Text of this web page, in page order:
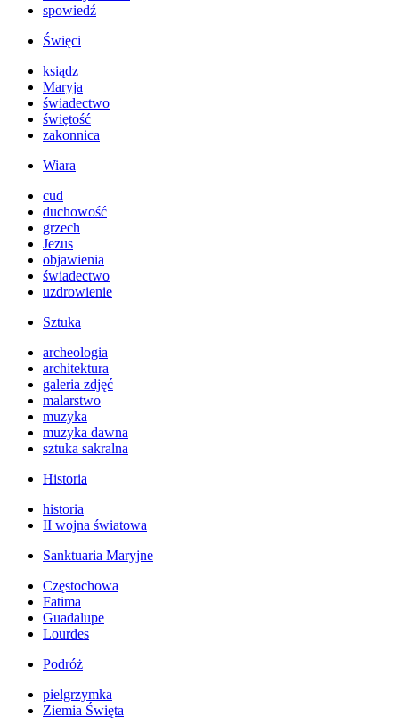
spowiedź
Święci
ksiądz
Maryja
świadectwo
świętość
zakonnica
Wiara
cud
duchowość
grzech
Jezus
objawienia
świadectwo
uzdrowienie
Sztuka
archeologia
architektura
galeria zdjęć
malarstwo
muzyka
muzyka dawna
sztuka sakralna
Historia
historia
II wojna światowa
Sanktuaria Maryjne
Częstochowa
Fatima
Guadalupe
Lourdes
Podróż
pielgrzymka
Ziemia Święta